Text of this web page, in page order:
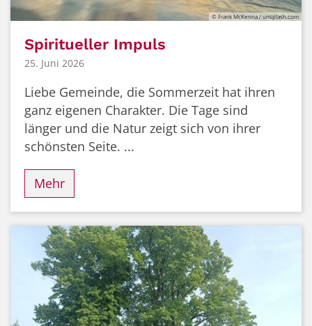
© Frank McKenna / unsplash.com
Spiritueller Impuls
25. Juni 2026
Liebe Gemeinde, die Sommerzeit hat ihren
ganz eigenen Charakter. Die Tage sind
länger und die Natur zeigt sich von ihrer
schönsten Seite. ...
Mehr